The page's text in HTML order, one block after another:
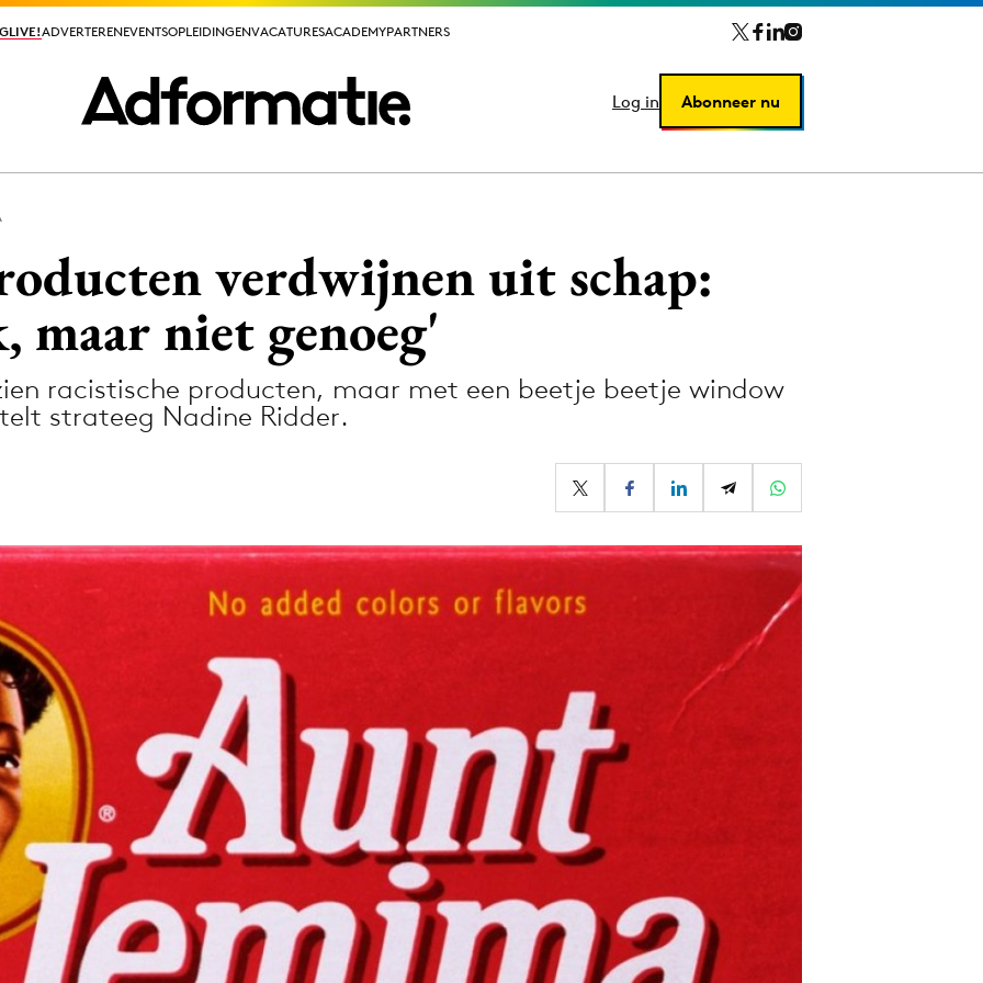
ADVERTERENEVENTSOPLEIDINGENVACATURESACADEMYPARTNERS
Log in Abonneer nu
ADVERTERENEVENTSOPLEIDINGENVACATURESACADEMYPARTNERS
Log in Abonneer nu
Media
Merkstrategie
Reputatie & crisis
verdwijnen uit schap:
maar niet genoeg'
racistische producten, maar met een beetje beetje window
strateeg Nadine Ridder.